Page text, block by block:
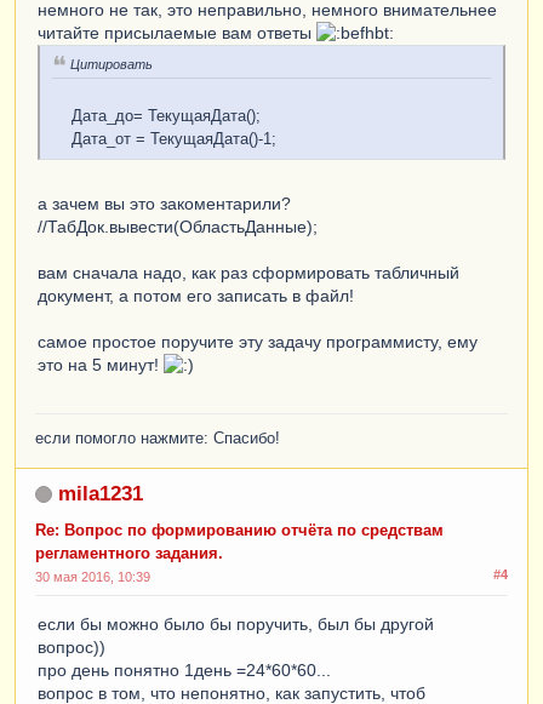
НачалоДня(Дата_от));
Запрос.УстановитьПараметр("Дата_до"
КонецДня
ВыборкаДанные =
ОбластьДанные.Параметры.Номер_прибора
...................................
КонецЦикла;
ТабДок .Записать("C:\Таблица2.xls",
ТипФайлаТабличногоДокумента
КонецПроцедуры
немного не так, это неправильно, немного внимательнее
читайте присылаемые вам ответы
Цитировать
Дата_до= ТекущаяДата();
Дата_от = ТекущаяДата()-1;
а зачем вы это закоментарили?
//ТабДок.вывести(ОбластьДанные);
вам сначала надо, как раз сформировать табличный
документ, а потом его записать в файл!
самое простое поручите эту задачу программисту, ему
это на 5 минут!
если помогло нажмите: Спасибо!
mila1231
Re: Вопрос по формированию отчёта по средствам
регламентного задания.
#4
30 мая 2016, 10:39
если бы можно было бы поручить, был бы другой
вопрос))
про день понятно 1день =24*60*60...
вопрос в том, что непонятно, как запустить, чтоб